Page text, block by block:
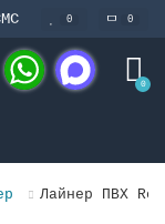
0 0
0
Лайнер ПВХ